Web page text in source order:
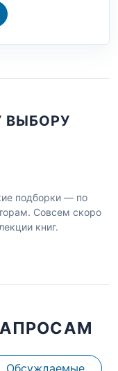
ВЫБОРУ
подборки — по
Совсем скоро
книг.
Обсуждаемые